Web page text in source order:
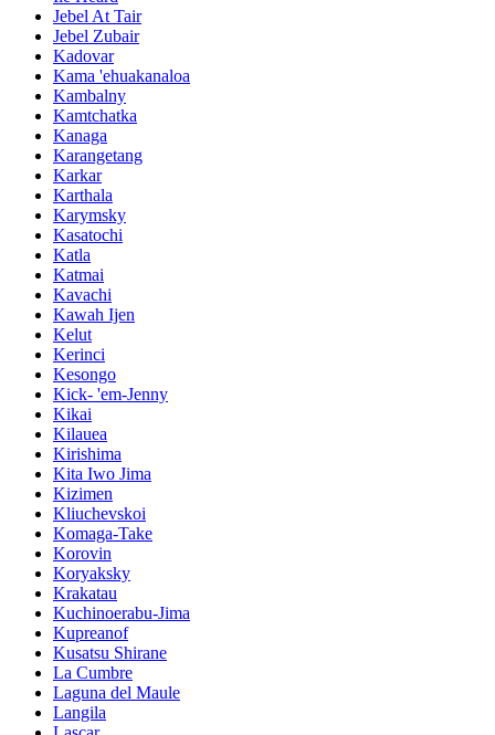
Jebel At Tair
Jebel Zubair
Kadovar
Kama 'ehuakanaloa
Kambalny
Kamtchatka
Kanaga
Karangetang
Karkar
Karthala
Karymsky
Kasatochi
Katla
Katmai
Kavachi
Kawah Ijen
Kelut
Kerinci
Kesongo
Kick- 'em-Jenny
Kikai
Kilauea
Kirishima
Kita Iwo Jima
Kizimen
Kliuchevskoi
Komaga-Take
Korovin
Koryaksky
Krakatau
Kuchinoerabu-Jima
Kupreanof
Kusatsu Shirane
La Cumbre
Laguna del Maule
Langila